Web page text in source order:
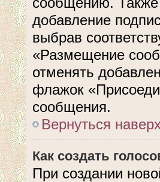
добавление
выбрав
«Размещение
отменять
флажок
сообщения.
Вернуться
Как создать
При создании